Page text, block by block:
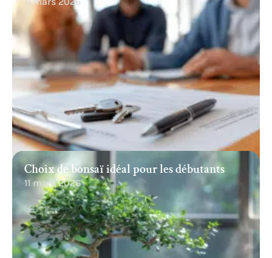
Choix de bonsaï idéal pour les débutants
11 mars 2026